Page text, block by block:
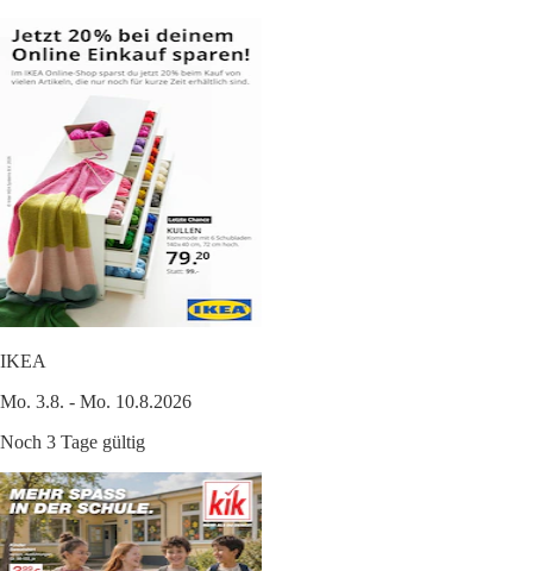
IKEA
Mo. 3.8. - Mo. 10.8.2026
Noch 3 Tage gültig